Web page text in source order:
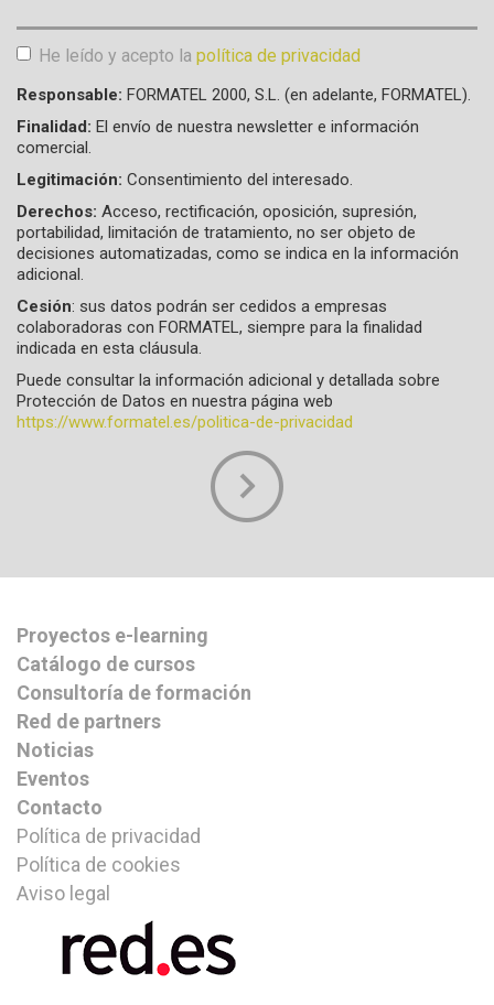
He leído y acepto la política de privacidad
Aceptación de condiciones
Responsable: FORMATEL 2000, S.L. (en adelante, FORMATEL).
Finalidad: El envío de nuestra newsletter e información
comercial.
Legitimación: Consentimiento del interesado.
Derechos: Acceso, rectificación, oposición, supresión,
portabilidad, limitación de tratamiento, no ser objeto de
decisiones automatizadas, como se indica en la información
adicional.
Cesión: sus datos podrán ser cedidos a empresas
colaboradoras con FORMATEL, siempre para la finalidad
indicada en esta cláusula.
Puede consultar la información adicional y detallada sobre
Protección de Datos en nuestra página web
https://www.formatel.es/politica-de-privacidad
Proyectos e-learning
Catálogo de cursos
Consultoría de formación
Red de partners
Noticias
Eventos
Contacto
Política de privacidad
Política de cookies
Aviso legal